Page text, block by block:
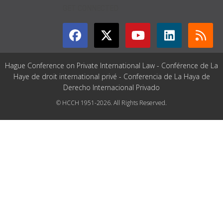
Hague Conference on Private International Law - Conférence de La
Haye de droit international privé - Conferencia de La Haya de
Derecho Internacional Privado
© HCCH 1951-2026. All Rights Reserved.